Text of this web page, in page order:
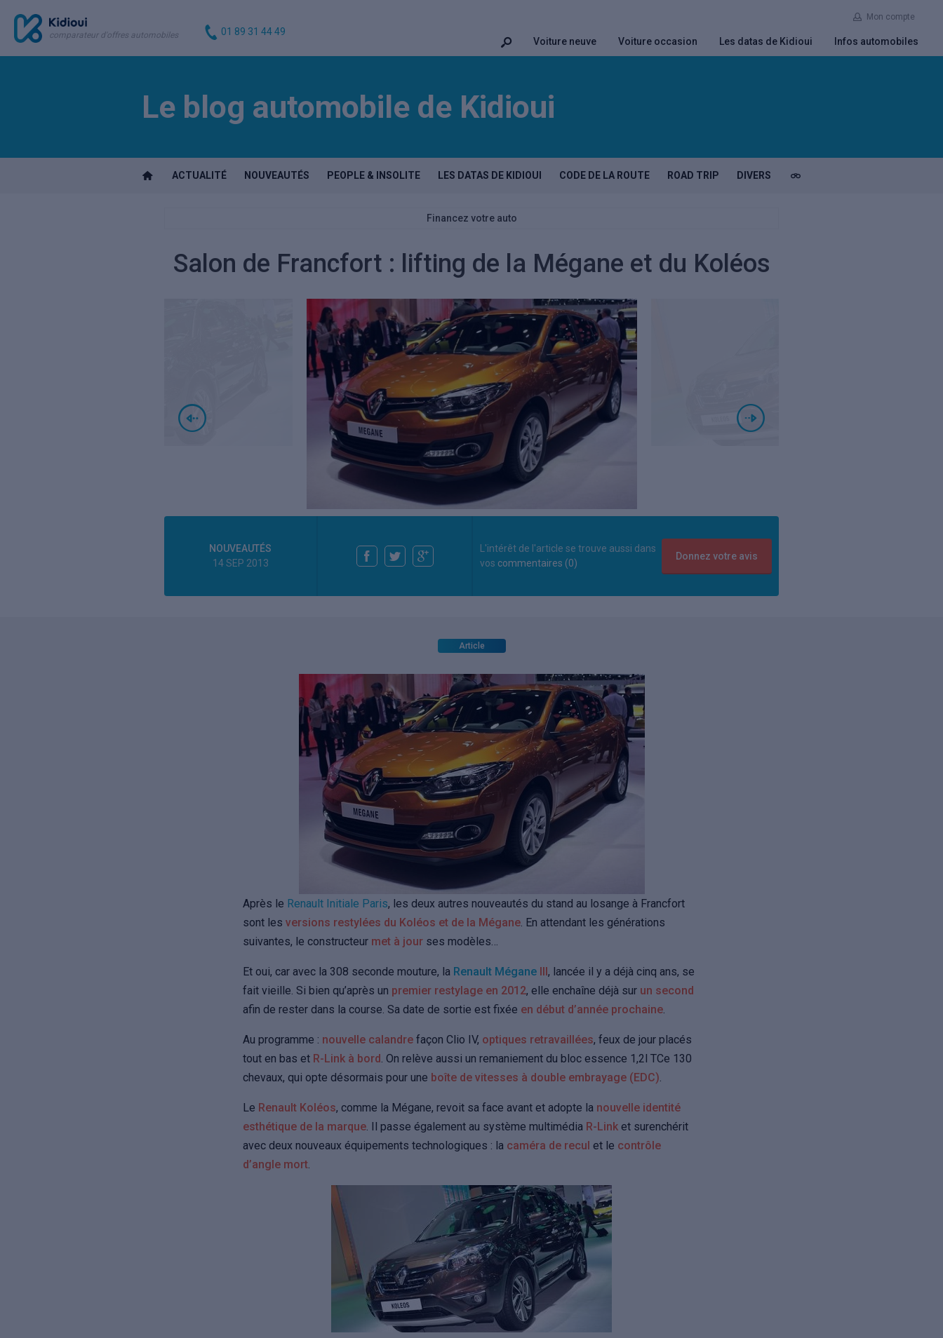
comparateur d'offres automobiles 01 89 31 44 49
Mon compte
Voiture neuve Voiture occasion Les datas de Kidioui Infos automobiles
Le blog automobile de Kidioui
ACTUALITÉ NOUVEAUTÉS PEOPLE & INSOLITE LES DATAS DE KIDIOUI CODE DE LA ROUTE ROAD TRIP DIVERS
Financez votre auto
Salon de Francfort : lifting de la Mégane et du Koléos
NOUVEAUTÉS
14 SEP 2013
L'intérêt de l'article se trouve aussi dans
vos commentaires (0)
Article
Après le Renault Initiale Paris, les deux autres nouveautés du stand au losange à Francfort
sont les versions restylées du Koléos et de la Mégane. En attendant les générations
suivantes, le constructeur met à jour ses modèles…
Et oui, car avec la 308 seconde mouture, la Renault Mégane III, lancée il y a déjà cinq ans, se
fait vieille. Si bien qu’après un premier restylage en 2012, elle enchaîne déjà sur un second
afin de rester dans la course. Sa date de sortie est fixée en début d’année prochaine.
Au programme : nouvelle calandre façon Clio IV, optiques retravaillées, feux de jour placés
tout en bas et R-Link à bord. On relève aussi un remaniement du bloc essence 1,2l TCe 130
chevaux, qui opte désormais pour une boîte de vitesses à double embrayage (EDC).
Le Renault Koléos, comme la Mégane, revoit sa face avant et adopte la nouvelle identité
esthétique de la marque. Il passe également au système multimédia R-Link et surenchérit
avec deux nouveaux équipements technologiques : la caméra de recul et le contrôle
d’angle mort.